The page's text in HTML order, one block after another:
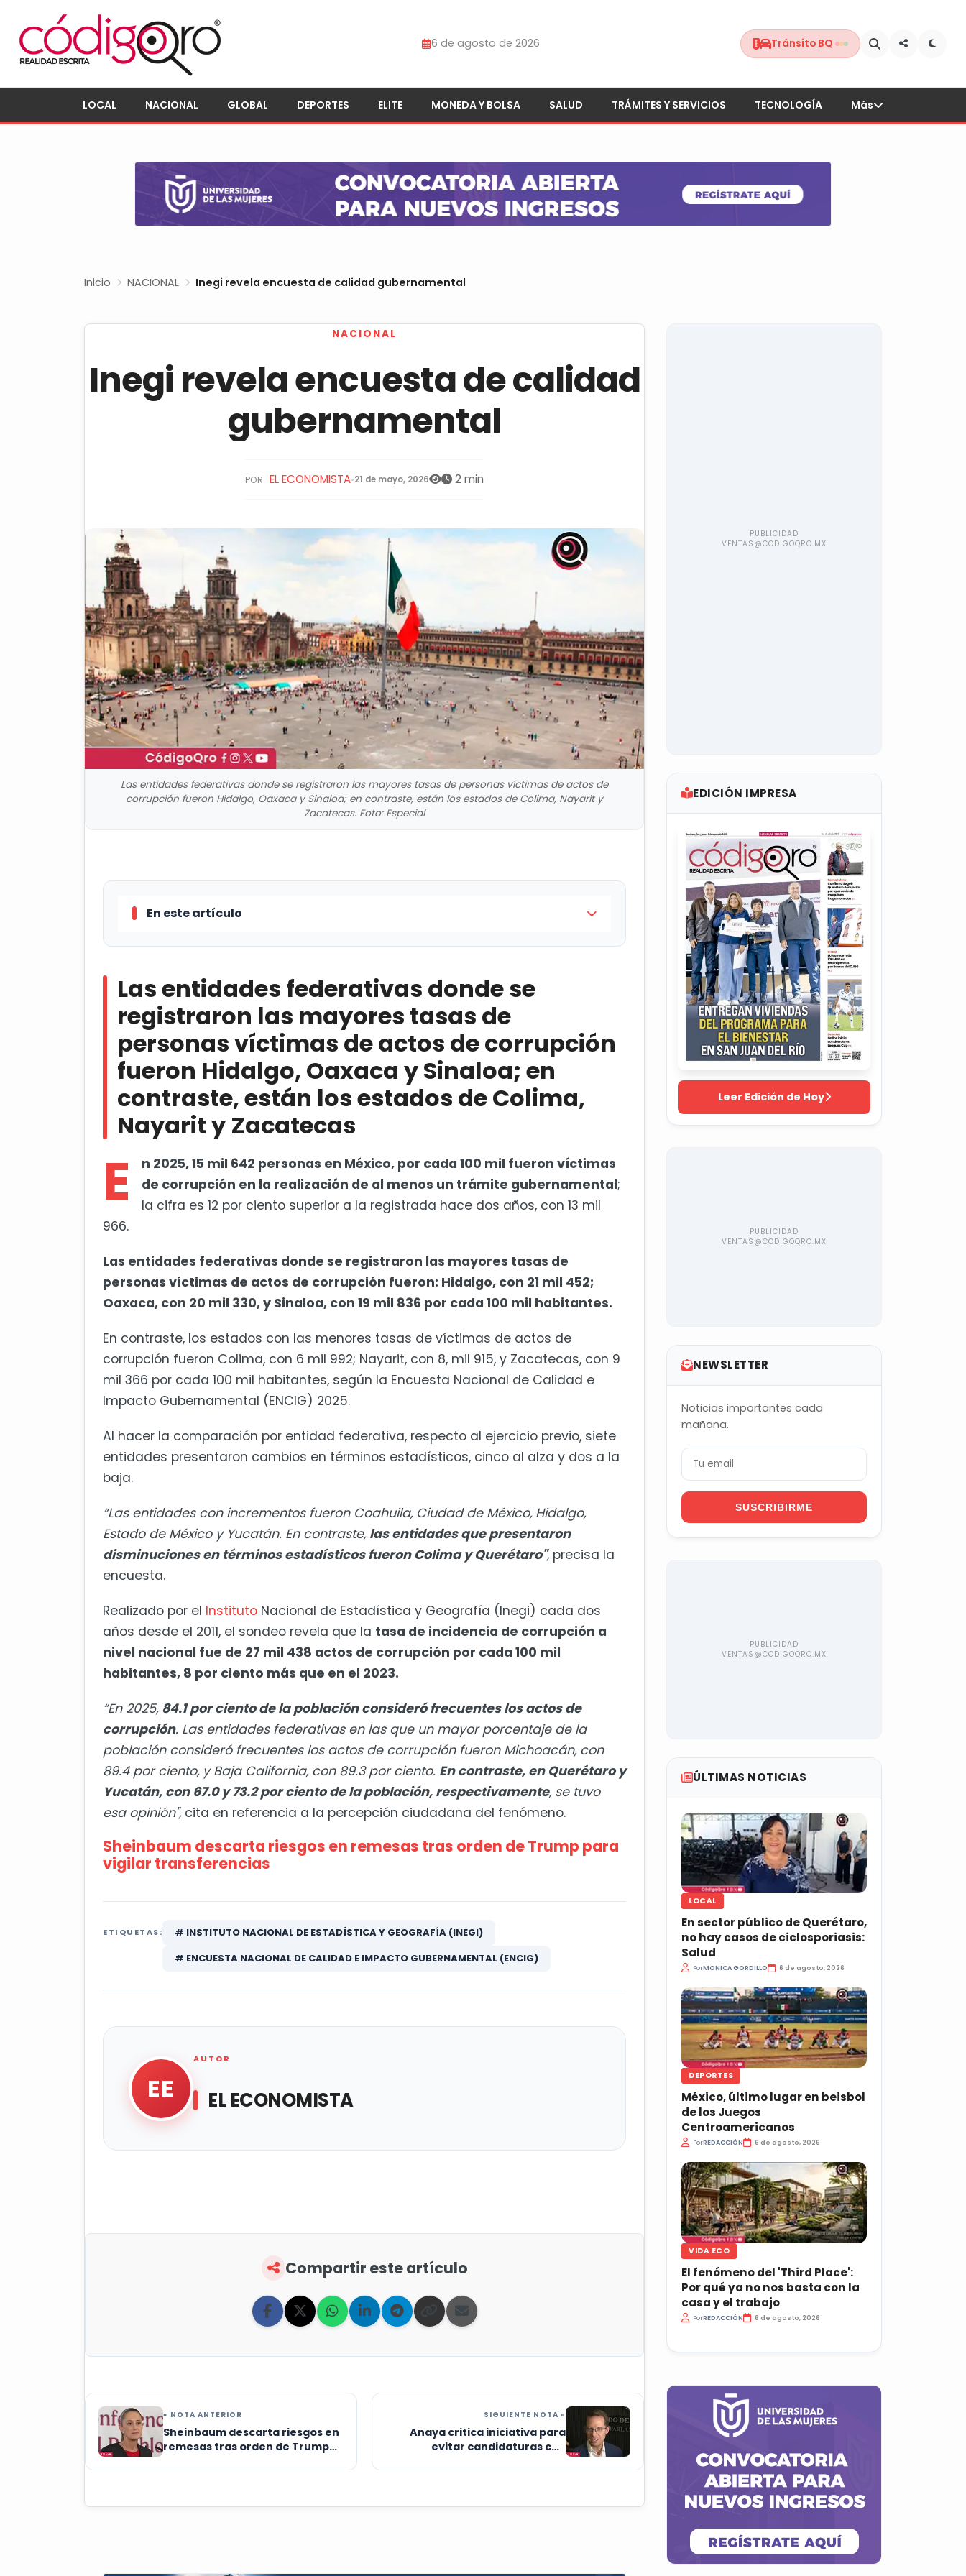
6 de agosto de 2026 Tránsito BQ
LOCAL NACIONAL GLOBAL DEPORTES ELITE MONEDA Y BOLSA SALUD TRÁMITES Y SERVICIOS TECNOLOGÍA Más
Inicio NACIONAL Inegi revela encuesta de calidad gubernamental
NACIONAL
Inegi revela encuesta de calidad
gubernamental
POR EL ECONOMISTA•21 de mayo, 2026 2 min
Las entidades federativas donde se registraron las mayores tasas de personas víctimas de actos de
corrupción fueron Hidalgo, Oaxaca y Sinaloa; en contraste, están los estados de Colima, Nayarit y
Zacatecas. Foto: Especial
En este artículo
los estados de Colima, Nayarit y Zacatecas
Sheinbaum descarta riesgos en remesas tras orden de Trump para vigilar
transferencias
Las entidades federativas donde se
registraron las mayores tasas de
personas víctimas de actos de corrupción
fueron Hidalgo, Oaxaca y Sinaloa; en
contraste, están los estados de Colima,
Nayarit y Zacatecas
E
n 2025, 15 mil 642 personas en México, por cada 100 mil fueron víctimas
de corrupción en la realización de al menos un trámite gubernamental;
la cifra es 12 por ciento superior a la registrada hace dos años, con 13 mil
966.
Las entidades federativas donde se registraron las mayores tasas de
personas víctimas de actos de corrupción fueron: Hidalgo, con 21 mil 452;
Oaxaca, con 20 mil 330, y Sinaloa, con 19 mil 836 por cada 100 mil habitantes.
En contraste, los estados con las menores tasas de víctimas de actos de
corrupción fueron Colima, con 6 mil 992; Nayarit, con 8, mil 915, y Zacatecas, con 9
mil 366 por cada 100 mil habitantes, según la Encuesta Nacional de Calidad e
Impacto Gubernamental (ENCIG) 2025.
Al hacer la comparación por entidad federativa, respecto al ejercicio previo, siete
entidades presentaron cambios en términos estadísticos, cinco al alza y dos a la
baja.
“Las entidades con incrementos fueron Coahuila, Ciudad de México, Hidalgo,
Estado de México y Yucatán. En contraste, las entidades que presentaron
disminuciones en términos estadísticos fueron Colima y Querétaro", precisa la
encuesta.
Realizado por el Instituto Nacional de Estadística y Geografía (Inegi) cada dos
años desde el 2011, el sondeo revela que la tasa de incidencia de corrupción a
nivel nacional fue de 27 mil 438 actos de corrupción por cada 100 mil
habitantes, 8 por ciento más que en el 2023.
“En 2025, 84.1 por ciento de la población consideró frecuentes los actos de
corrupción. Las entidades federativas en las que un mayor porcentaje de la
población consideró frecuentes los actos de corrupción fueron Michoacán, con
89.4 por ciento, y Baja California, con 89.3 por ciento. En contraste, en Querétaro y
Yucatán, con 67.0 y 73.2 por ciento de la población, respectivamente, se tuvo
esa opinión", cita en referencia a la percepción ciudadana del fenómeno.
Sheinbaum descarta riesgos en remesas tras orden de Trump para
vigilar transferencias
ETIQUETAS:
# INSTITUTO NACIONAL DE ESTADÍSTICA Y GEOGRAFÍA (INEGI)
# ENCUESTA NACIONAL DE CALIDAD E IMPACTO GUBERNAMENTAL (ENCIG)
EE
AUTOR
EL ECONOMISTA
Compartir este artículo
« NOTA ANTERIOR
Sheinbaum descarta riesgos en
remesas tras orden de Trump
SIGUIENTE NOTA »
Anaya critica iniciativa para
evitar candidaturas con
EDICIÓN IMPRESA
Leer Edición de Hoy
NEWSLETTER
Noticias importantes cada
mañana.
SUSCRIBIRME
ÚLTIMAS NOTICIAS
LOCAL
En sector público de Querétaro,
no hay casos de ciclosporiasis:
Salud
PorMONICA GORDILLO 6 de agosto, 2026
DEPORTES
México, último lugar en beisbol
de los Juegos
Centroamericanos
PorREDACCIÓN 6 de agosto, 2026
VIDA ECO
El fenómeno del 'Third Place':
Por qué ya no nos basta con la
casa y el trabajo
PorREDACCIÓN 6 de agosto, 2026